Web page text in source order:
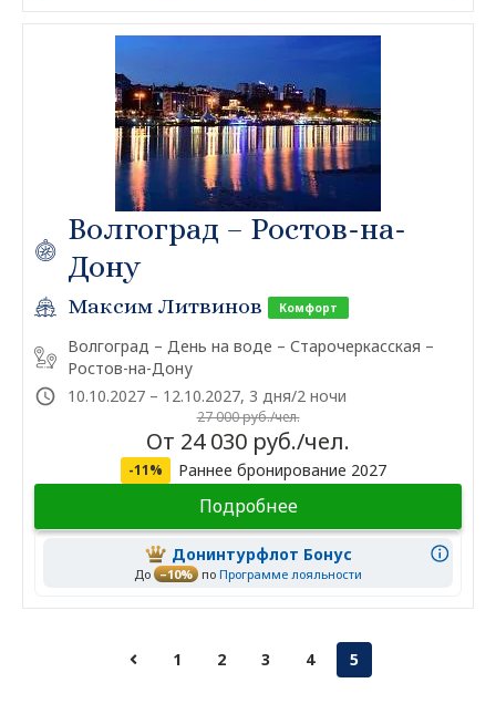
Волгоград – Ростов-на-
Дону
Максим Литвинов Комфорт
Волгоград – День на воде – Старочеркасская –
Ростов-на-Дону
10.10.2027 – 12.10.2027, 3 дня/2 ночи
27 000 руб./чел.
От 24 030 руб./чел.
-11% Раннее бронирование 2027
Подробнее
Донинтурфлот Бонус
До –10% по Программе лояльности
1 2 3 4 5